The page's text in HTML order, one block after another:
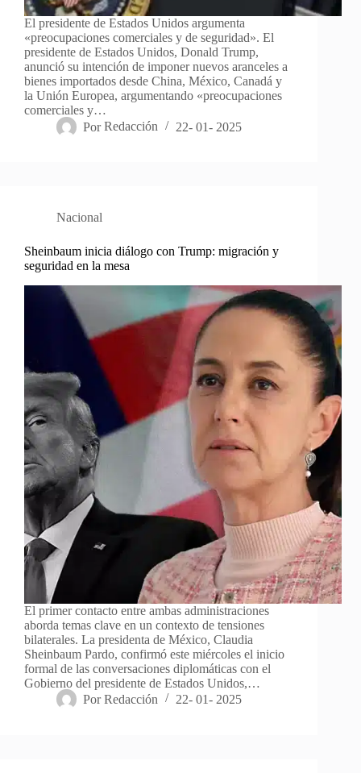
El presidente de Estados Unidos argumenta
«preocupaciones comerciales y de seguridad». El
presidente de Estados Unidos, Donald Trump,
anunció su intención de imponer nuevos aranceles a
bienes importados desde China, México, Canadá y
la Unión Europea, argumentando «preocupaciones
comerciales y…
Por Redacción 22- 01- 2025
Nacional
Sheinbaum inicia diálogo con Trump: migración y
seguridad en la mesa
El primer contacto entre ambas administraciones
aborda temas clave en un contexto de tensiones
bilaterales. La presidenta de México, Claudia
Sheinbaum Pardo, confirmó este miércoles el inicio
formal de las conversaciones diplomáticas con el
Gobierno del presidente de Estados Unidos,…
Por Redacción 22- 01- 2025